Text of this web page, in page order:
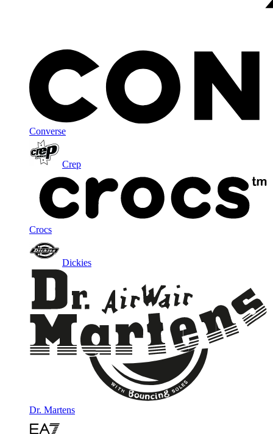
Converse
Crep
Crocs
Dickies
Dr. Martens